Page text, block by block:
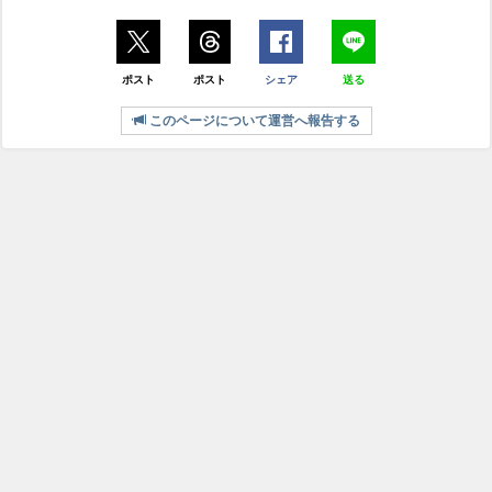
ポスト ポスト シェア 送る
このページについて運営へ報告する